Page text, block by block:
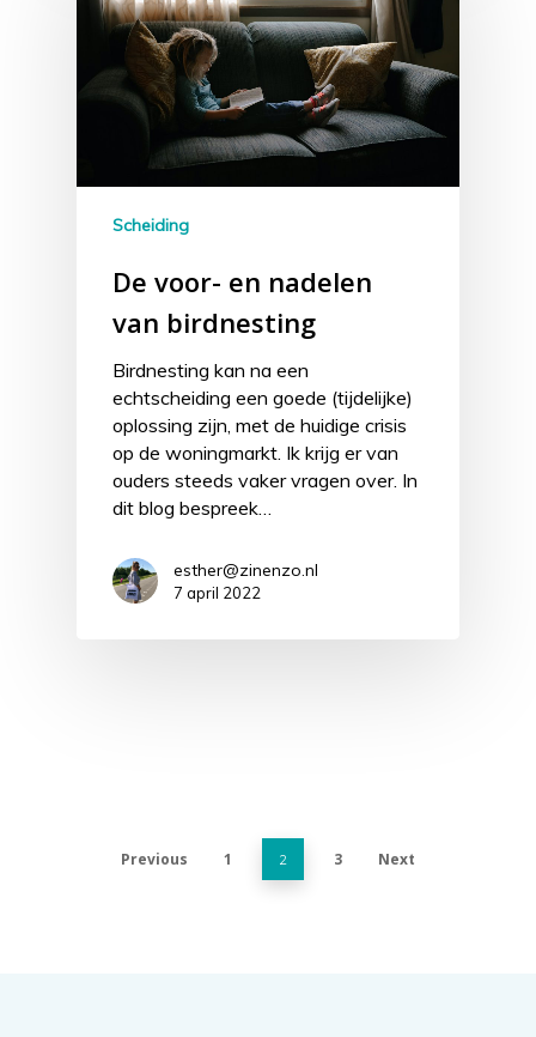
Scheiding
De voor- en nadelen
van birdnesting
Birdnesting kan na een
echtscheiding een goede (tijdelijke)
oplossing zijn, met de huidige crisis
op de woningmarkt. Ik krijg er van
ouders steeds vaker vragen over. In
dit blog bespreek…
esther@zinenzo.nl
7 april 2022
Previous 1 2 3 Next